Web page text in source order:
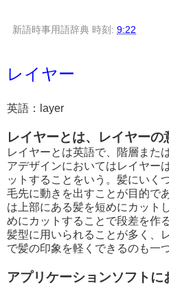
新語時事用語辞典 時刻: 9:22
レイヤー
英語：layer
レイヤーとは、レイヤーの
レイヤーとは英語で、階層また
アデザインにおいてはレイヤー
ットすることをいう。髪にいく
毛先に動きを出すことが目的で
は上部にある髪を短めにカット
めにカットすることで段差を作
髪型に用いられることが多く、
で髪の印象を軽くできるのも一
アプリケーションソフトに